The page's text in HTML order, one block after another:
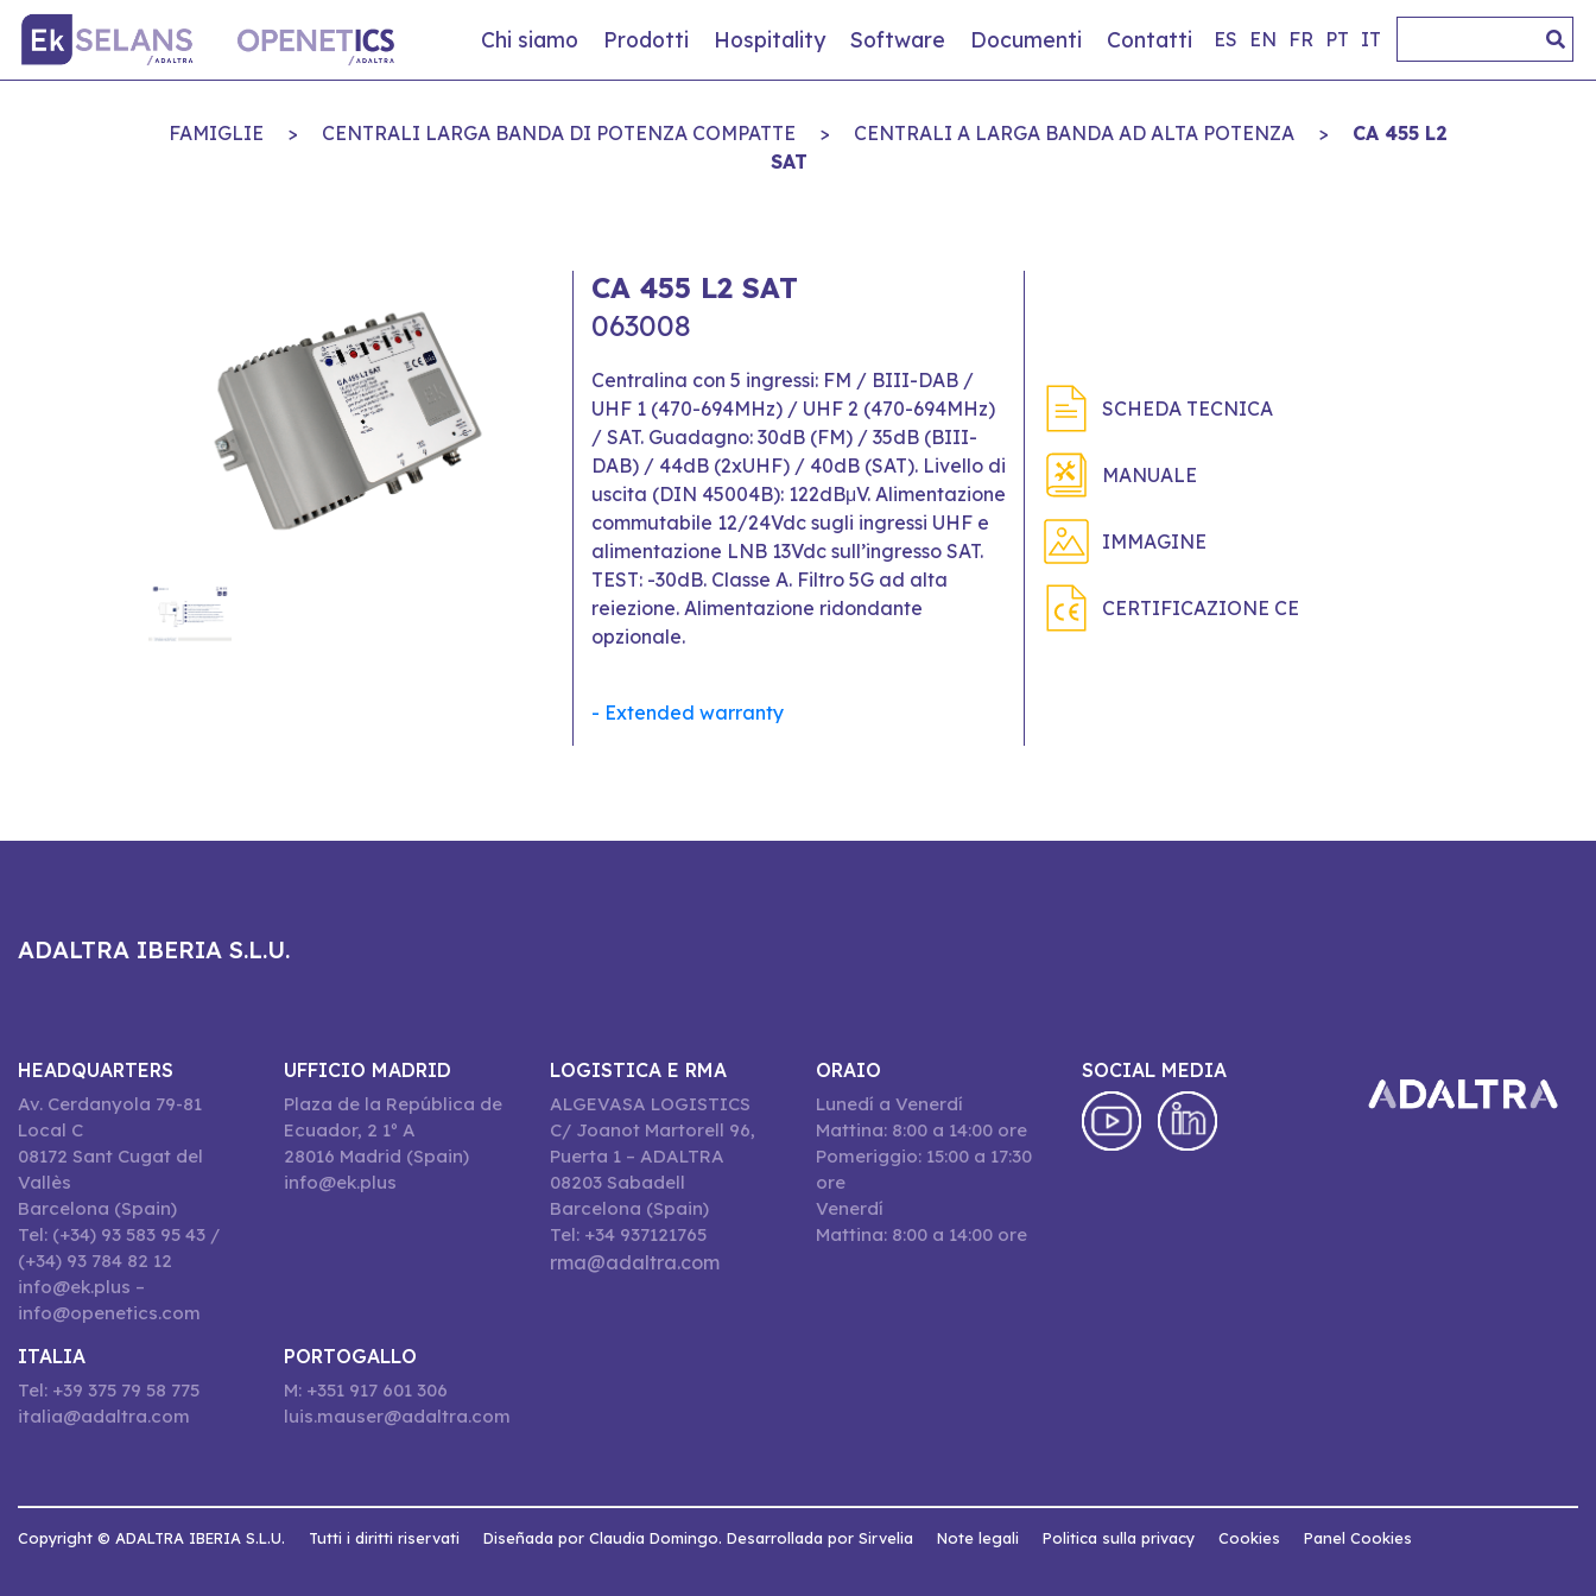
Chi siamo Prodotti Hospitality Software Documenti Contatti ES EN FR PT IT
FAMIGLIE > CENTRALI LARGA BANDA DI POTENZA COMPATTE > CENTRALI A LARGA BANDA AD ALTA POTENZA >
CA 455 L2
SAT
CA 455 L2 SAT
063008
Centralina con 5 ingressi: FM / BIII-DAB /
UHF 1 (470-694MHz) / UHF 2 (470-694MHz)
/ SAT. Guadagno: 30dB (FM) / 35dB (BIII-
DAB) / 44dB (2xUHF) / 40dB (SAT). Livello di
uscita (DIN 45004B): 122dBμV. Alimentazione
commutabile 12/24Vdc sugli ingressi UHF e
alimentazione LNB 13Vdc sull’ingresso SAT.
TEST: -30dB. Classe A. Filtro 5G ad alta
reiezione. Alimentazione ridondante
opzionale.
- Extended warranty
SCHEDA TECNICA
MANUALE
IMMAGINE
CERTIFICAZIONE CE
ADALTRA IBERIA S.L.U.
HEADQUARTERS
Av. Cerdanyola 79-81
Local C
08172 Sant Cugat del
Vallès
Barcelona (Spain)
Tel: (+34) 93 583 95 43 /
(+34) 93 784 82 12
info@ek.plus –
info@openetics.com
UFFICIO MADRID
Plaza de la República de
Ecuador, 2 1º A
28016 Madrid (Spain)
info@ek.plus
LOGISTICA E RMA
ALGEVASA LOGISTICS
C/ Joanot Martorell 96,
Puerta 1 – ADALTRA
08203 Sabadell
Barcelona (Spain)
Tel: +34 937121765
rma@adaltra.com
ORAIO
Lunedí a Venerdí
Mattina: 8:00 a 14:00 ore
Pomeriggio: 15:00 a 17:30
ore
Venerdí
Mattina: 8:00 a 14:00 ore
SOCIAL MEDIA
ITALIA
Tel: +39 375 79 58 775
italia@adaltra.com
PORTOGALLO
M: +351 917 601 306
luis.mauser@adaltra.com
Copyright © ADALTRA IBERIA S.L.U. Tutti i diritti riservati Diseñada por Claudia Domingo. Desarrollada por Sirvelia Note legali Politica sulla privacy Cookies Panel Cookies